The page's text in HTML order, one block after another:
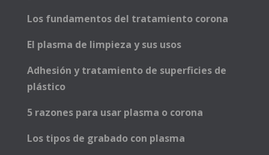
Los fundamentos del tratamiento corona
El plasma de limpieza y sus usos
Adhesión y tratamiento de superficies de
plástico
5 razones para usar plasma o corona
Los tipos de grabado con plasma